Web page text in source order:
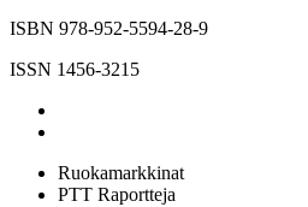
ISBN 978-952-5594-28-9
ISSN 1456-3215
Ruokamarkkinat
PTT Raportteja